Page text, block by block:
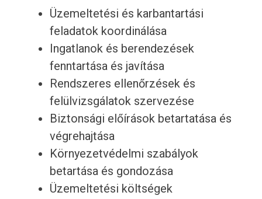
Üzemeltetési és karbantartási
feladatok koordinálása
Ingatlanok és berendezések
fenntartása és javítása
Rendszeres ellenőrzések és
felülvizsgálatok szervezése
Biztonsági előírások betartatása és
végrehajtása
Környezetvédelmi szabályok
betartása és gondozása
Üzemeltetési költségek